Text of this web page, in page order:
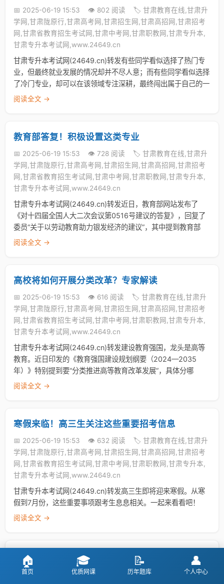
📅 2025-06-19 15:53 👁️ 802 阅读
🏷️ 甘肃教育在线,甘肃升
学网,甘肃陇原行,甘肃高考网,甘肃招生网,甘肃高招网,甘肃招考
网,甘肃省教育招生考试网,甘肃中考网,甘肃职教网,甘肃专升本,
甘肃专升本考试网,www.24649.cn
甘肃专升本考试网(24649.cn)转发有些同学看似选择了热门专
业，但最终就业发展的情况却并不尽人意；而有些同学看似选择
了冷门专业，却可以在该领域专注深耕，最终闯出属于自己的一
阅读全文 →
教育部答复！积极设置这类专业
📅 2025-06-19 15:53 👁️ 728 阅读
🏷️ 甘肃教育在线,甘肃升
学网,甘肃陇原行,甘肃高考网,甘肃招生网,甘肃高招网,甘肃招考
网,甘肃省教育招生考试网,甘肃中考网,甘肃职教网,甘肃专升本,
甘肃专升本考试网,www.24649.cn
甘肃专升本考试网(24649.cn)转发近日，教育部网站发布了
《对十四届全国人大二次会议第0516号建议的答复》，回复了
委员“关于以劳动教育助力银发经济的建议”，其中提到教育部
阅读全文 →
高校将如何开展分类改革？专家解读
📅 2025-06-19 15:53 👁️ 616 阅读
🏷️ 甘肃教育在线,甘肃升
学网,甘肃陇原行,甘肃高考网,甘肃招生网,甘肃高招网,甘肃招考
网,甘肃省教育招生考试网,甘肃中考网,甘肃职教网,甘肃专升本,
甘肃专升本考试网,www.24649.cn
甘肃专升本考试网(24649.cn)转发建设教育强国，龙头是高等
教育。近日印发的《教育强国建设规划纲要（2024—2035
年）》特别提到要“分类推进高等教育改革发展”，具体分哪
阅读全文 →
寒假来临！高三生关注这些重要招考信息
📅 2025-06-19 15:53 👁️ 632 阅读
🏷️ 甘肃教育在线,甘肃升
学网,甘肃陇原行,甘肃高考网,甘肃招生网,甘肃高招网,甘肃招考
网,甘肃省教育招生考试网,甘肃中考网,甘肃职教网,甘肃专升本,
甘肃专升本考试网,www.24649.cn
甘肃专升本考试网(24649.cn)转发高三生即将迎来寒假。从寒
假到7月份，这些重要事项跟考生息息相关。一起来看看吧！
阅读全文 →
高考大类招生是什么？优势和弊端有哪些？
📅 2025-06-19 15:53 👁️ 696 阅读
🏷️ 甘肃教育在线,甘肃升
🏠
首页
🎓
优质网课
📝
历年题库
👤
个人中心